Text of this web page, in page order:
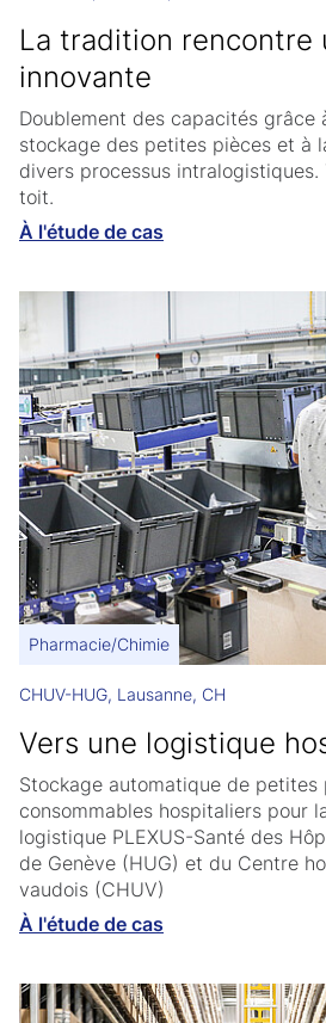
La tradition rencontre
innovante
Doublement des capacités grâce
stockage des petites pièces et à
divers processus intralogistiques.
toit.
À l'étude de cas
Pharmacie/Chimie
CHUV-HUG, Lausanne, CH
Vers une logistique
Stockage automatique de petites
consommables hospitaliers pour
logistique PLEXUS-Santé des
de Genève (HUG) et du Centre
vaudois (CHUV)
À l'étude de cas